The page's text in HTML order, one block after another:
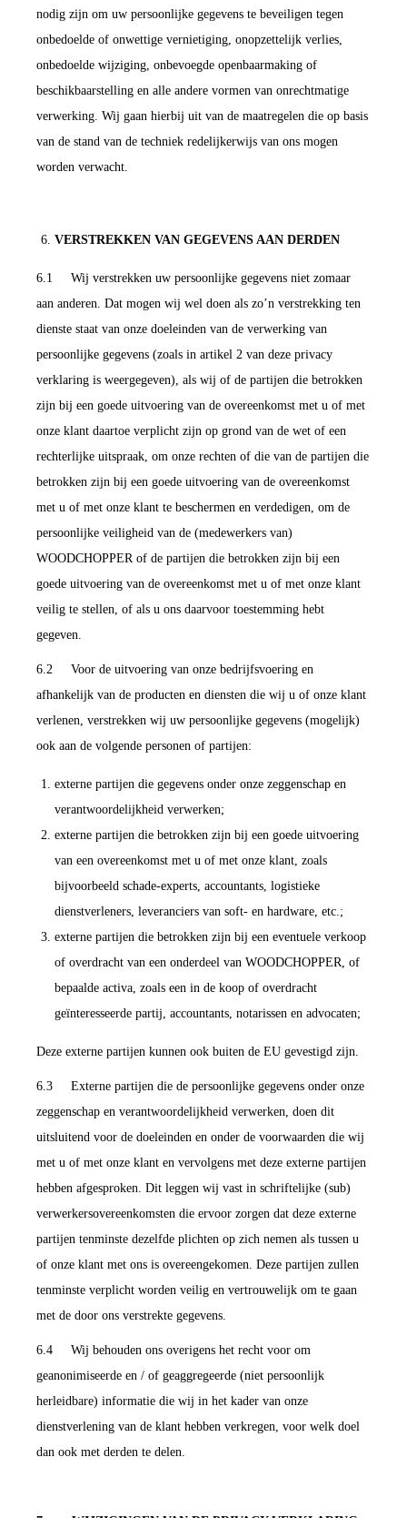
nodig zijn om uw persoonlijke gegevens te beveiligen tegen
onbedoelde of onwettige vernietiging, onopzettelijk verlies,
onbedoelde wijziging, onbevoegde openbaarmaking of
beschikbaarstelling en alle andere vormen van onrechtmatige
verwerking. Wij gaan hierbij uit van de maatregelen die op basis
van de stand van de techniek redelijkerwijs van ons mogen
worden verwacht.
VERSTREKKEN VAN GEGEVENS AAN DERDEN
6.1 Wij verstrekken uw persoonlijke gegevens niet zomaar
aan anderen. Dat mogen wij wel doen als zo’n verstrekking ten
dienste staat van onze doeleinden van de verwerking van
persoonlijke gegevens (zoals in artikel 2 van deze privacy
verklaring is weergegeven), als wij of de partijen die betrokken
zijn bij een goede uitvoering van de overeenkomst met u of met
onze klant daartoe verplicht zijn op grond van de wet of een
rechterlijke uitspraak, om onze rechten of die van de partijen die
betrokken zijn bij een goede uitvoering van de overeenkomst
met u of met onze klant te beschermen en verdedigen, om de
persoonlijke veiligheid van de (medewerkers van)
WOODCHOPPER of de partijen die betrokken zijn bij een
goede uitvoering van de overeenkomst met u of met onze klant
veilig te stellen, of als u ons daarvoor toestemming hebt
gegeven.
6.2 Voor de uitvoering van onze bedrijfsvoering en
afhankelijk van de producten en diensten die wij u of onze klant
verlenen, verstrekken wij uw persoonlijke gegevens (mogelijk)
ook aan de volgende personen of partijen:
externe partijen die gegevens onder onze zeggenschap en
verantwoordelijkheid verwerken;
externe partijen die betrokken zijn bij een goede uitvoering
van een overeenkomst met u of met onze klant, zoals
bijvoorbeeld schade-experts, accountants, logistieke
dienstverleners, leveranciers van soft- en hardware, etc.;
externe partijen die betrokken zijn bij een eventuele verkoop
of overdracht van een onderdeel van WOODCHOPPER, of
bepaalde activa, zoals een in de koop of overdracht
geïnteresseerde partij, accountants, notarissen en advocaten;
Deze externe partijen kunnen ook buiten de EU gevestigd zijn.
6.3 Externe partijen die de persoonlijke gegevens onder onze
zeggenschap en verantwoordelijkheid verwerken, doen dit
uitsluitend voor de doeleinden en onder de voorwaarden die wij
met u of met onze klant en vervolgens met deze externe partijen
hebben afgesproken. Dit leggen wij vast in schriftelijke (sub)
verwerkersovereenkomsten die ervoor zorgen dat deze externe
partijen tenminste dezelfde plichten op zich nemen als tussen u
of onze klant met ons is overeengekomen. Deze partijen zullen
tenminste verplicht worden veilig en vertrouwelijk om te gaan
met de door ons verstrekte gegevens.
6.4 Wij behouden ons overigens het recht voor om
geanonimiseerde en / of geaggregeerde (niet persoonlijk
herleidbare) informatie die wij in het kader van onze
dienstverlening van de klant hebben verkregen, voor welk doel
dan ook met derden te delen.